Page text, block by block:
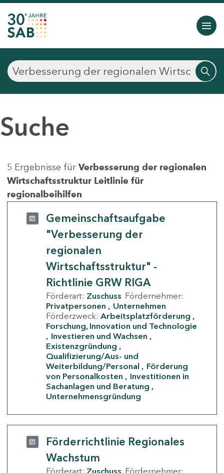
Suche
5 Ergebnisse für Verbesserung der regionalen
Wirtschaftsstruktur Leitlinie für
regionalbeihilfen
Gemeinschaftsaufgabe
"Verbesserung der
regionalen
Wirtschaftsstruktur" -
Richtlinie GRW RIGA
Förderart: Zuschuss Fördernehmer:
Privatpersonen
Unternehmen
Förderzweck: Arbeitsplatzförderung
Forschung, Innovation und Technologie
Investieren und Wachsen
Existenzgründung
Qualifizierung/Aus- und
Weiterbildung/Personal
Förderung
von Personalkosten
Investitionen in
Sachanlagen und Beratung
Unternehmensgründung
Förderrichtlinie Regionales
Wachstum